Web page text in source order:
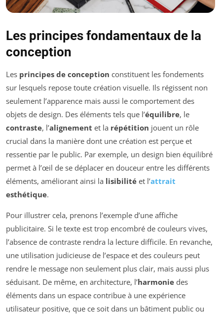
Les principes fondamentaux de la
conception
Les principes de conception constituent les fondements
sur lesquels repose toute création visuelle. Ils régissent non
seulement l’apparence mais aussi le comportement des
objets de design. Des éléments tels que l’équilibre, le
contraste, l’alignement et la répétition jouent un rôle
crucial dans la manière dont une création est perçue et
ressentie par le public. Par exemple, un design bien équilibré
permet à l’œil de se déplacer en douceur entre les différents
éléments, améliorant ainsi la lisibilité et l’attrait
esthétique.
Pour illustrer cela, prenons l’exemple d’une affiche
publicitaire. Si le texte est trop encombré de couleurs vives,
l’absence de contraste rendra la lecture difficile. En revanche,
une utilisation judicieuse de l’espace et des couleurs peut
rendre le message non seulement plus clair, mais aussi plus
séduisant. De même, en architecture, l’harmonie des
éléments dans un espace contribue à une expérience
utilisateur positive, que ce soit dans un bâtiment public ou